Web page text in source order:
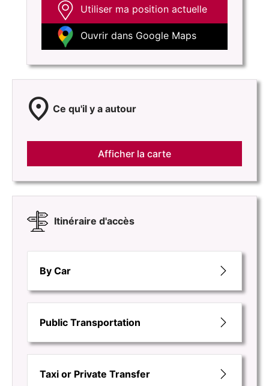
Utiliser ma position actuelle
Ouvrir dans Google Maps
location_on Ce qu'il y a autour
Afficher la carte
Itinéraire d'accès
By Car
Public Transportation
Taxi or Private Transfer